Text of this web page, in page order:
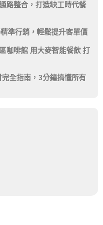
路整合，打造缺工時代餐
準行銷，輕鬆提升客單價
咖啡館 用大麥智能餐飲 打
全指南，3分鐘搞懂所有